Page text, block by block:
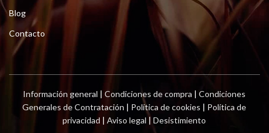
Blog
Contacto
Información general |Condiciones de compra |Condiciones
Generales de Contratación | Política de cookies | Política de
privacidad |Aviso legal |Desistimiento